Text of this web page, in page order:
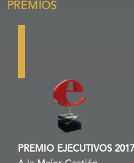
PREMIOS
PREMIO EJECUTIVOS 2017